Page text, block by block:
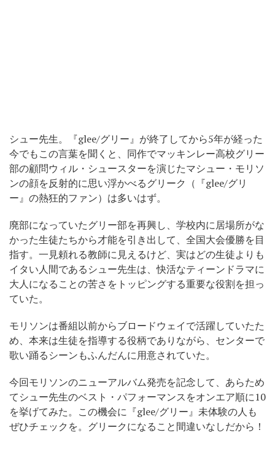
シュー先生。『glee/グリー』が終了してから5年が経った
今でもこの言葉を聞くと、同作でマッキンレー高校グリー
部の顧問ウィル・シュースターを演じたマシュー・モリソ
ンの顔を反射的に思い浮かべるグリーク（『glee/グリ
ー』の熱狂的ファン）は多いはず。
廃部になっていたグリー部を再興し、学校内に居場所がな
かった生徒たちから才能を引き出して、全国大会優勝を目
指す。一見頼れる教師に見えるけど、実はどの生徒よりも
イタい人間であるシュー先生は、快活なティーンドラマに
大人になることの苦さをトッピングする重要な役割を担っ
ていた。
モリソンは番組以前からブロードウェイで活躍していたた
め、本来は生徒を指導する役柄でありながら、センターで
歌い踊るシーンもふんだんに用意されていた。
今回モリソンのニューアルバム発売を記念して、あらため
てシュー先生のベスト・パフォーマンスをオンエア順に10
を挙げてみた。この機会に『glee/グリー』未体験の人も
ぜひチェックを。グリークになること間違いなしだから！